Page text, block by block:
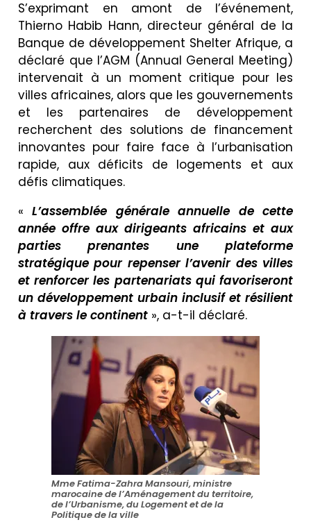
S’exprimant en amont de l’événement,
Thierno Habib Hann, directeur général de la
Banque de développement Shelter Afrique, a
déclaré que l’AGM (Annual General Meeting)
intervenait à un moment critique pour les
villes africaines, alors que les gouvernements
et les partenaires de développement
recherchent des solutions de financement
innovantes pour faire face à l’urbanisation
rapide, aux déficits de logements et aux
défis climatiques.
«L’assemblée générale annuelle de cette
année offre aux dirigeants africains et aux
parties prenantes une plateforme
stratégique pour repenser l’avenir des villes
et renforcer les partenariats qui favoriseront
un développement urbain inclusif et résilient
à travers le continent », a-t-il déclaré.
Mme Fatima-Zahra Mansouri, ministre
marocaine de l’Aménagement du territoire,
de l’Urbanisme, du Logement et de la
Politique de la ville